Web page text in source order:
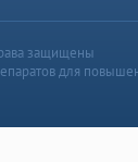
защищены
для